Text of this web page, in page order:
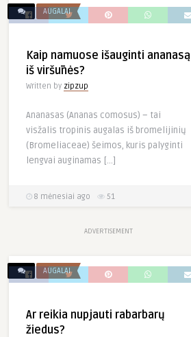
AUGALAI
Kaip namuose išauginti ananasą
iš viršūnės?
Written by zipzup
Ananasas (Ananas comosus) – tai
visžalis tropinis augalas iš bromelijinių
(Bromeliaceae) šeimos, kuris palyginti
lengvai auginamas […]
8 mėnesiai ago 51
ADVERTISEMENT
AUGALAI
Ar reikia nupjauti rabarbarų
žiedus?